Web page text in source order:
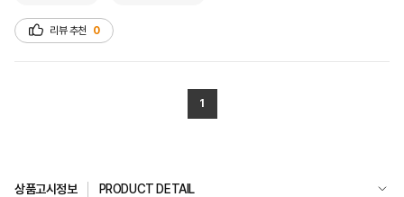
리뷰 추천 0
1
상품고시정보 PRODUCT DETAIL